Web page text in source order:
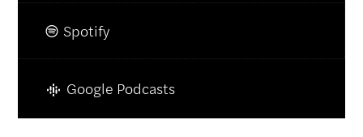
 Spotify
Google Podcasts